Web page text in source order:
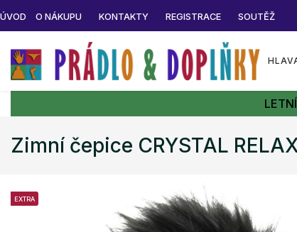
ÚVOD O NÁKUPU KONTAKTY REGISTRACE SOUTĚŽ
Zimní čepice CRYSTAL
EXTRA